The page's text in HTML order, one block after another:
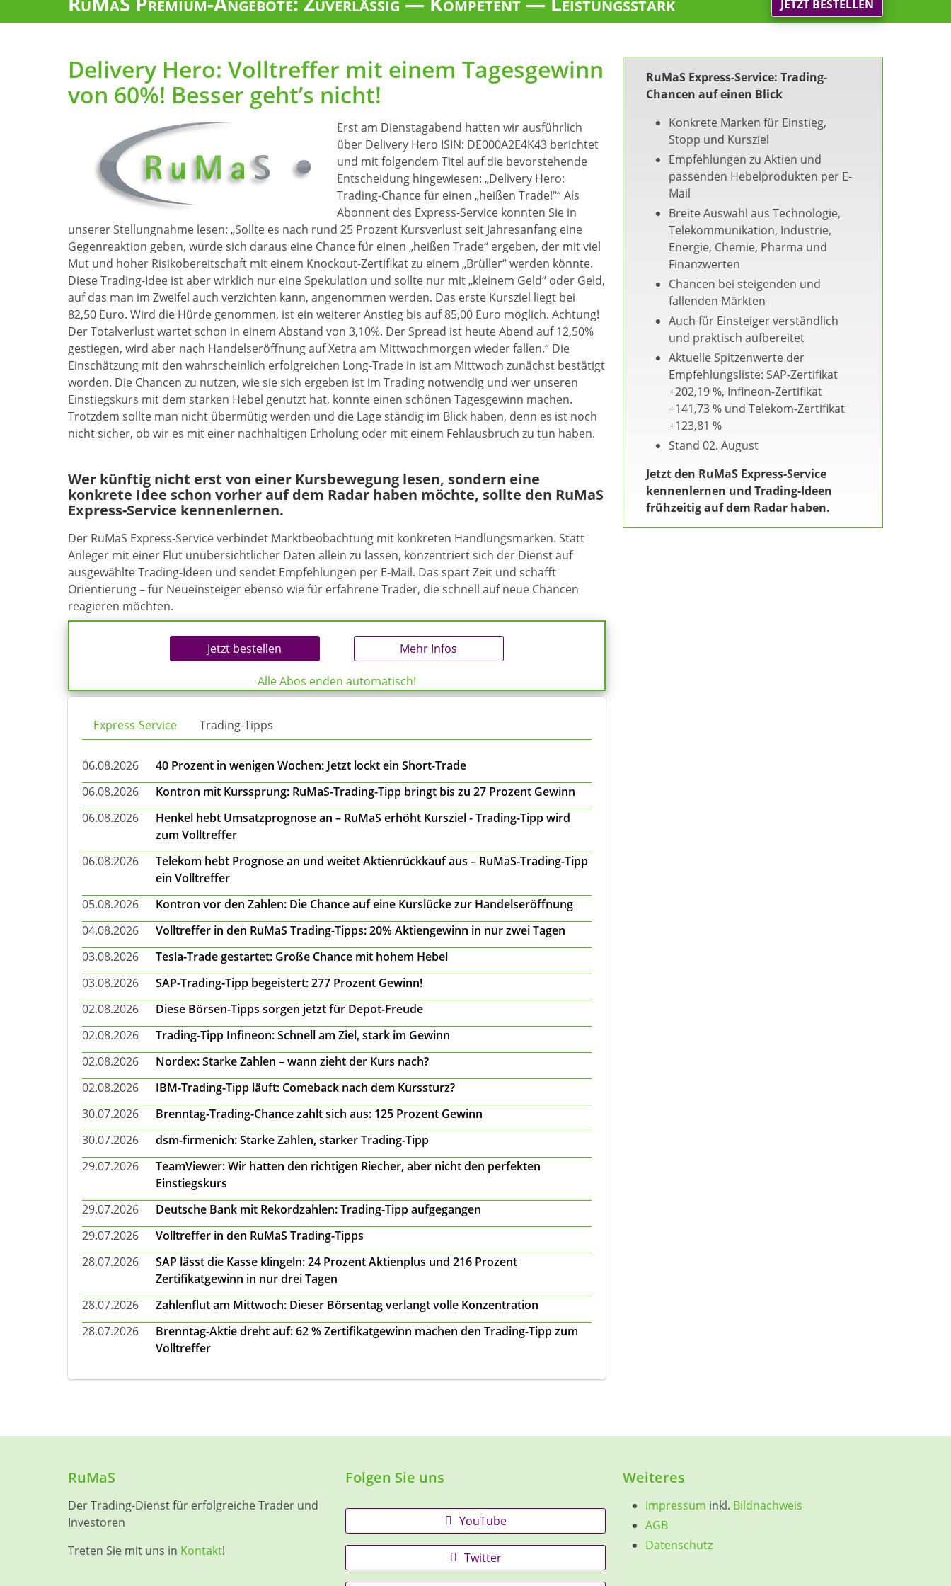
JETZT BESTELLEN
Delivery Hero: Volltreffer mit einem Tagesgewinn
von 60%! Besser geht’s nicht!
Erst am Dienstagabend hatten wir ausführlich
über Delivery Hero ISIN: DE000A2E4K43 berichtet
und mit folgendem Titel auf die bevorstehende
Entscheidung hingewiesen: „Delivery Hero:
Trading-Chance für einen „heißen Trade!““ Als
Abonnent des Express-Service konnten Sie in
unserer Stellungnahme lesen: „Sollte es nach rund 25 Prozent Kursverlust seit Jahresanfang eine
Gegenreaktion geben, würde sich daraus eine Chance für einen „heißen Trade“ ergeben, der mit viel
Mut und hoher Risikobereitschaft mit einem Knockout-Zertifikat zu einem „Brüller“ werden könnte.
Diese Trading-Idee ist aber wirklich nur eine Spekulation und sollte nur mit „kleinem Geld“ oder Geld,
auf das man im Zweifel auch verzichten kann, angenommen werden. Das erste Kursziel liegt bei
82,50 Euro. Wird die Hürde genommen, ist ein weiterer Anstieg bis auf 85,00 Euro möglich. Achtung!
Der Totalverlust wartet schon in einem Abstand von 3,10%. Der Spread ist heute Abend auf 12,50%
gestiegen, wird aber nach Handelseröffnung auf Xetra am Mittwochmorgen wieder fallen.“ Die
Einschätzung mit den wahrscheinlich erfolgreichen Long-Trade in ist am Mittwoch zunächst bestätigt
worden. Die Chancen zu nutzen, wie sie sich ergeben ist im Trading notwendig und wer unseren
Einstiegskurs mit dem starken Hebel genutzt hat, konnte einen schönen Tagesgewinn machen.
Trotzdem sollte man nicht übermütig werden und die Lage ständig im Blick haben, denn es ist noch
nicht sicher, ob wir es mit einer nachhaltigen Erholung oder mit einem Fehlausbruch zu tun haben.
Wer künftig nicht erst von einer Kursbewegung lesen, sondern eine
konkrete Idee schon vorher auf dem Radar haben möchte, sollte den RuMaS
Express-Service kennenlernen.
Der RuMaS Express-Service verbindet Marktbeobachtung mit konkreten Handlungsmarken. Statt
Anleger mit einer Flut unübersichtlicher Daten allein zu lassen, konzentriert sich der Dienst auf
ausgewählte Trading-Ideen und sendet Empfehlungen per E-Mail. Das spart Zeit und schafft
Orientierung – für Neueinsteiger ebenso wie für erfahrene Trader, die schnell auf neue Chancen
reagieren möchten.
Jetzt bestellen Mehr Infos
Alle Abos enden automatisch!
Express-Service Trading-Tipps
06.08.2026
40 Prozent in wenigen Wochen: Jetzt lockt ein Short-Trade
06.08.2026
Kontron mit Kurssprung: RuMaS-Trading-Tipp bringt bis zu 27 Prozent Gewinn
06.08.2026
Henkel hebt Umsatzprognose an – RuMaS erhöht Kursziel - Trading-Tipp wird
zum Volltreffer
06.08.2026
Telekom hebt Prognose an und weitet Aktienrückkauf aus – RuMaS-Trading-Tipp
ein Volltreffer
05.08.2026
Kontron vor den Zahlen: Die Chance auf eine Kurslücke zur Handelseröffnung
04.08.2026
Volltreffer in den RuMaS Trading-Tipps: 20% Aktiengewinn in nur zwei Tagen
03.08.2026
Tesla-Trade gestartet: Große Chance mit hohem Hebel
03.08.2026
SAP-Trading-Tipp begeistert: 277 Prozent Gewinn!
02.08.2026
Diese Börsen-Tipps sorgen jetzt für Depot-Freude
02.08.2026
Trading-Tipp Infineon: Schnell am Ziel, stark im Gewinn
02.08.2026
Nordex: Starke Zahlen – wann zieht der Kurs nach?
02.08.2026
IBM-Trading-Tipp läuft: Comeback nach dem Kurssturz?
30.07.2026
Brenntag-Trading-Chance zahlt sich aus: 125 Prozent Gewinn
30.07.2026
dsm-firmenich: Starke Zahlen, starker Trading-Tipp
29.07.2026
TeamViewer: Wir hatten den richtigen Riecher, aber nicht den perfekten
Einstiegskurs
29.07.2026
Deutsche Bank mit Rekordzahlen: Trading-Tipp aufgegangen
29.07.2026
Volltreffer in den RuMaS Trading-Tipps
28.07.2026
SAP lässt die Kasse klingeln: 24 Prozent Aktienplus und 216 Prozent
Zertifikatgewinn in nur drei Tagen
28.07.2026
Zahlenflut am Mittwoch: Dieser Börsentag verlangt volle Konzentration
28.07.2026
Brenntag-Aktie dreht auf: 62 % Zertifikatgewinn machen den Trading-Tipp zum
Volltreffer
RuMaS Express-Service: Trading-
Chancen auf einen Blick
Konkrete Marken für Einstieg,
Stopp und Kursziel
Empfehlungen zu Aktien und
passenden Hebelprodukten per E-
Mail
Breite Auswahl aus Technologie,
Telekommunikation, Industrie,
Energie, Chemie, Pharma und
Finanzwerten
Chancen bei steigenden und
fallenden Märkten
Auch für Einsteiger verständlich
und praktisch aufbereitet
Aktuelle Spitzenwerte der
Empfehlungsliste: SAP-Zertifikat
+202,19 %, Infineon-Zertifikat
+141,73 % und Telekom-Zertifikat
+123,81 %
Stand 02. August
Jetzt den RuMaS Express-Service
kennenlernen und Trading-Ideen
frühzeitig auf dem Radar haben.
RuMaS
Der Trading-Dienst für erfolgreiche Trader und
Investoren
Treten Sie mit uns in Kontakt!
Folgen Sie uns
YouTube
Twitter
Weiteres
Impressum inkl. Bildnachweis
AGB
Datenschutz